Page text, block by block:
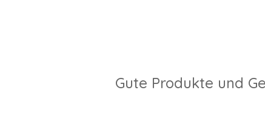
Gute Produkte und